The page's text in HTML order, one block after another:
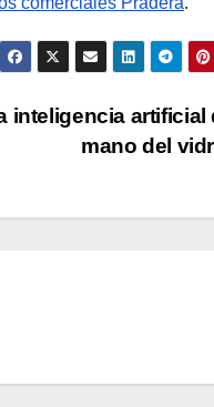
inteligencia artificial
mano del